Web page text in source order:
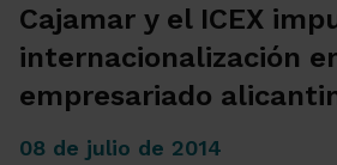
Cajamar y el ICEX
internacionalización
empresariado
08 de julio de 2014